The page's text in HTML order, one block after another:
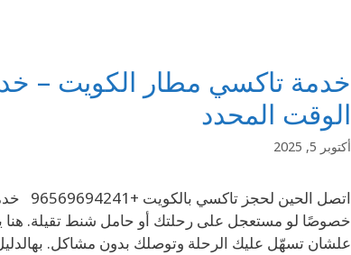
خدمة تاكسي مطار الكويت –
الوقت المحدد
أكتوبر 5, 2025
علشان تسهّل عليك الرحلة وتوصلك بدون مشاكل.